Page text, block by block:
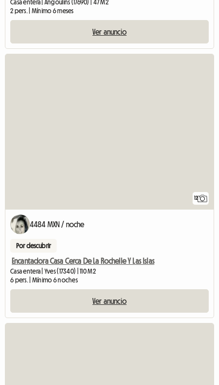
Casa entera | Angoulins (17690) | 47 M2
2 pers. | Mínimo 6 meses
Ver anuncio
12
4484 MXN / noche
Por descubrir
Encantadora Casa Cerca De La Rochelle Y Las Islas
Casa entera | Yves (17340) | 110 M2
6 pers. | Mínimo 6 noches
Ver anuncio